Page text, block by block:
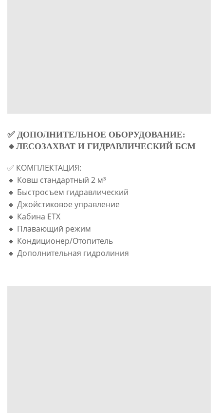
✅ ДОПОЛНИТЕЛЬНОЕ ОБОРУДОВАНИЕ:
🔸ЛЕСОЗАХВАТ И ГИДРАВЛИЧЕСКИЙ БСМ
✅ КОМПЛЕКТАЦИЯ:
🔸 Ковш стандартный 2 м³
🔸 Быстросъем гидравлический
🔸 Джойстиковое управление
🔸 Кабина ETX
🔸 Плавающий режим
🔸 Кондиционер/Отопитель
🔸 Дополнительная гидролиния